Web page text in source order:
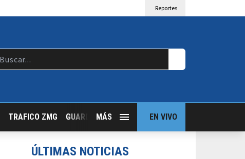
Reportes
TRAFICO ZMG GUARDIA NOCTURNA GUADALAJARA FOLLOW
MÁS EN VIVO
ÚLTIMAS NOTICIAS